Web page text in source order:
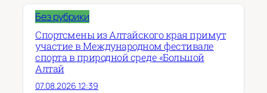
Без рубрики
Спортсмены из Алтайского края примут
участие в Международном фестивале
спорта в природной среде «Большой
Алтай
07.08.2026 12:39